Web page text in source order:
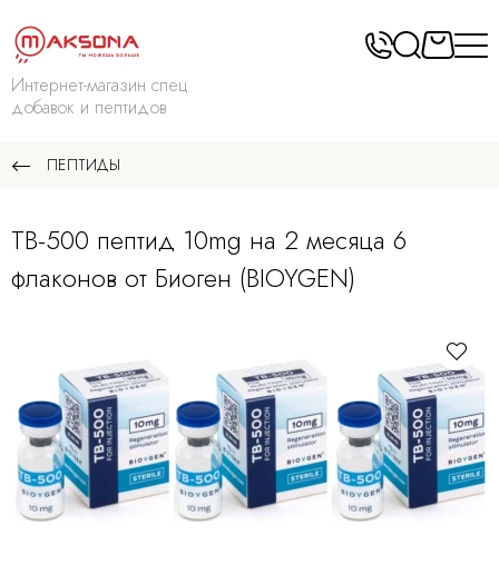
Интернет-магазин спец
добавок и пептидов
ПЕПТИДЫ
TB-500 пептид 10mg на 2 месяца 6
флаконов от Биоген (BIOYGEN)